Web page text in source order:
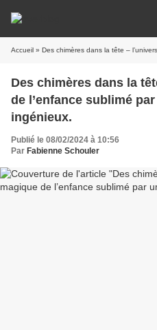
Accueil » Des chimères dans la tête – l’univers
Des chimères dans la
de l’enfance sublimé
ingénieux.
Publié le 08/02/2024 à 10:56
Par Fabienne Schouler